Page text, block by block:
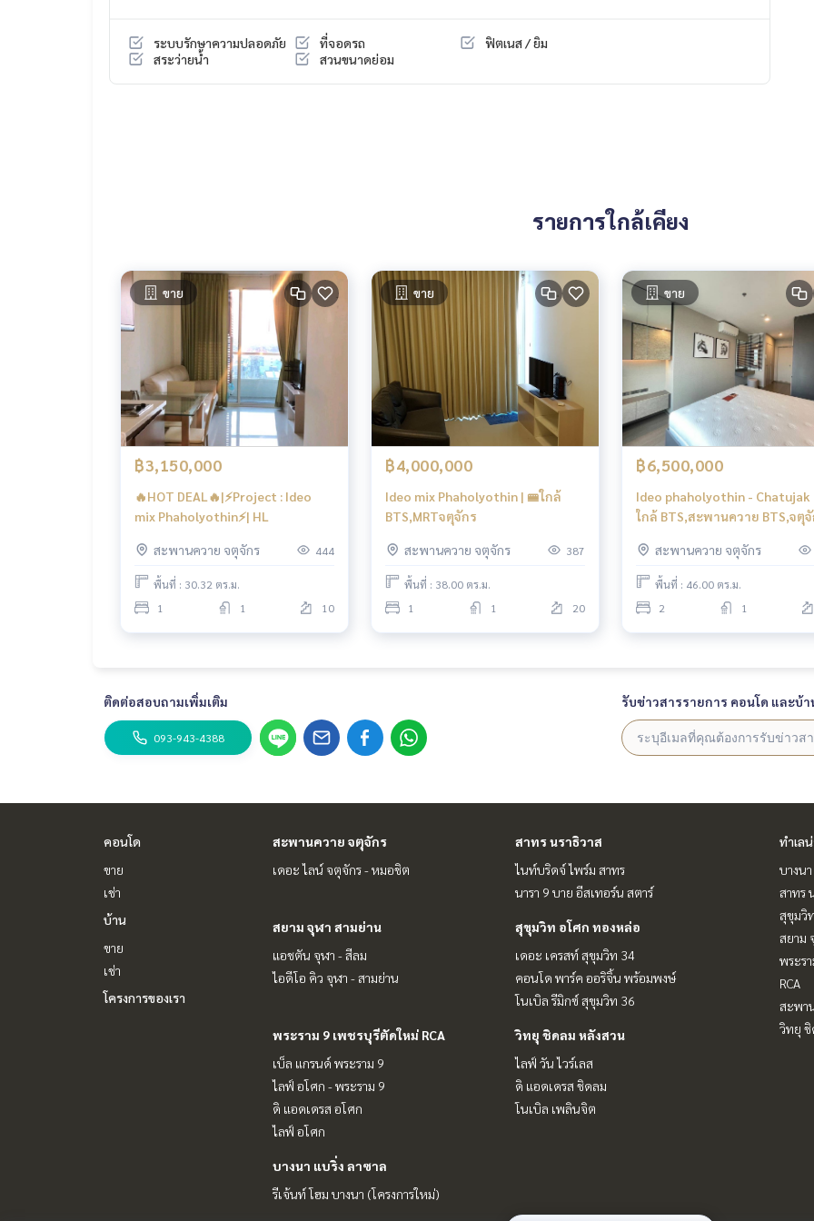
LINE ID : @BPP2019
ระบบรักษาความปลอดภัย ที่จอดรถ
ฟิตเนส / ยิม
สระว่ายน้ำ
สวนขนาดย่อม
รายการใกล้เคียง
ขาย
฿3,150,000
🔥HOT DEAL🔥|⚡️Project : Ideo
mix Phaholyothin⚡️| HL
สะพานควาย จตุจักร 444
พื้นที่ : 30.32 ตร.ม.
1
1 10
ขาย
฿4,000,000
Ideo mix Phaholyothin | 🚝ใกล้
BTS,MRTจตุจักร
สะพานควาย จตุจักร 387
พื้นที่ : 38.00 ตร.ม.
1
1 20
ขาย
฿6,500,000
Ideo phaholyothin - Chatujak
ใกล้ BTS,สะพานควาย BTS,จตุ
สะพานควาย จตุจักร
พื้นที่ : 46.00 ตร.ม.
2
1
ติดต่อสอบถามเพิ่มเติม
093-943-4388
รับข่าวสารรายการ คอนโด และบ้า
คอนโด
ขาย
เช่า
บ้าน
ขาย
เช่า
โครงการของเรา
สะพานควาย จตุจักร
เดอะ ไลน์ จตุจักร - หมอชิต
สาทร นราธิวาส
ไนท์บริดจ์ ไพร์ม สาทร
นารา 9 บาย อีสเทอร์น สตาร์
สยาม จุฬา สามย่าน
แอชตัน จุฬา - สีลม
ไอดีโอ คิว จุฬา - สามย่าน
สุขุมวิท อโศก ทองหล่อ
เดอะ เครสท์ สุขุมวิท 34
คอนโด พาร์ค ออริจิ้น พร้อมพงษ์
โนเบิล รีมิกซ์ สุขุมวิท 36
พระราม 9 เพชรบุรีตัดใหม่ RCA
เบ็ล แกรนด์ พระราม 9
ไลฟ์ อโศก - พระราม 9
ดิ แอดเดรส อโศก
ไลฟ์ อโศก
วิทยุ ชิดลม หลังสวน
ไลฟ์ วัน ไวร์เลส
ดิ แอดเดรส ชิดลม
โนเบิล เพลินจิต
บางนา แบริ่ง ลาซาล
รีเจ้นท์ โฮม บางนา (โครงการใหม่)
ทำเล
บางน
สาทร
สุขุมวิ
สยาม
พระร
RCA
สะพา
วิทยุ